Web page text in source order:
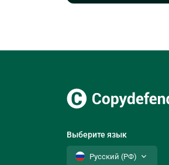
Выберите язык
Русский (РФ)